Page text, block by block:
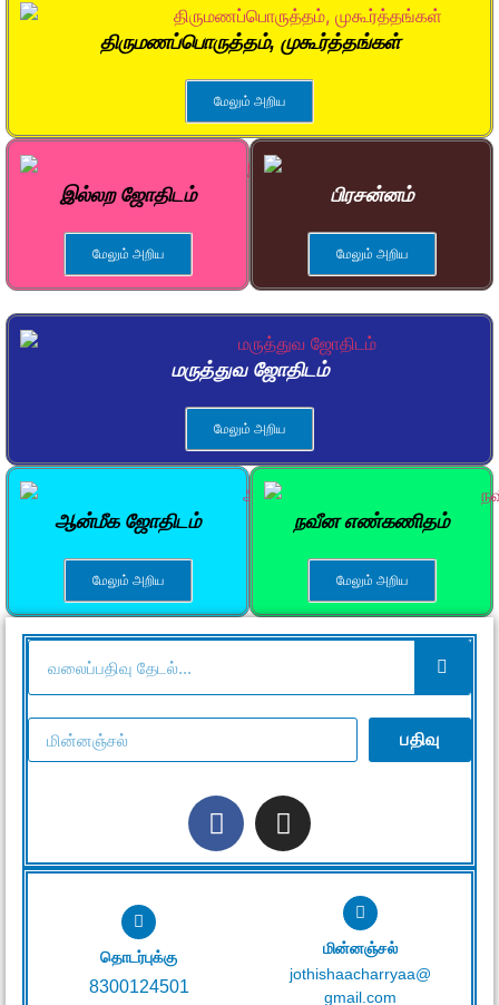
திருமணப்பொருத்தம், முகூர்த்தங்கள்
மேலும் அறிய
இல்லற ஜோதிடம்
மேலும் அறிய
பிரசன்னம்
மேலும் அறிய
மருத்துவ ஜோதிடம்
மேலும் அறிய
ஆன்மீக ஜோதிடம்
மேலும் அறிய
நவீன எண்கணிதம்
மேலும் அறிய
தொடர்புக்கு
8300124501
மின்னஞ்சல்
jothishaacharryaa@
gmail.com
பதிவு